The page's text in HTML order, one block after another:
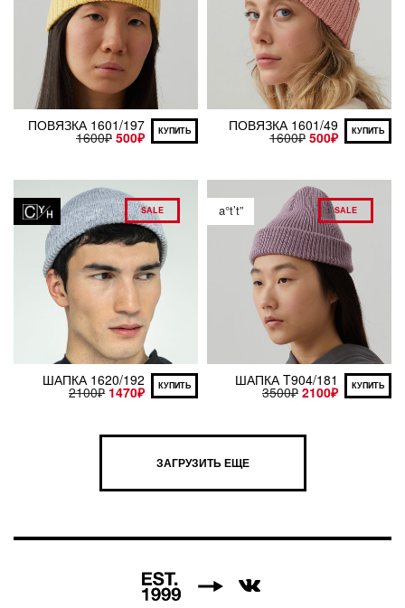
ПОВЯЗКА 1601/197
1600₽ 500₽ КУПИТЬ ПОВЯЗКА 1601/49
1600₽ 500₽ КУПИТЬ
SALE
ШАПКА 1620/192
2100₽ 1470₽ КУПИТЬ
a°t’t” SALE
ШАПКА T904/181
3500₽ 2100₽ КУПИТЬ
ЗАГРУЗИТЬ ЕЩЕ
7